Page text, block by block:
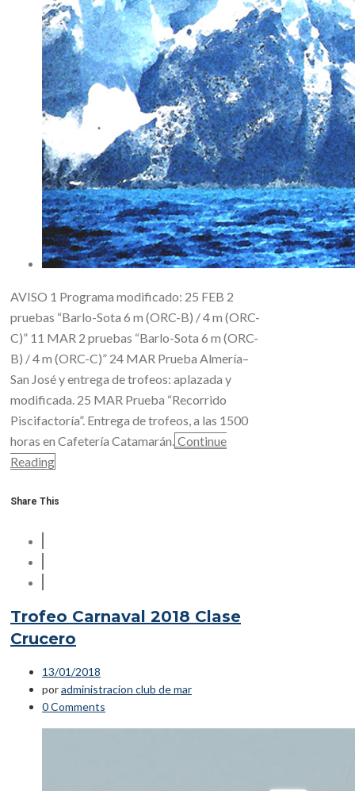
AVISO 1 Programa modificado: 25 FEB 2
pruebas “Barlo-Sota 6 m (ORC-B) / 4 m (ORC-
C)” 11 MAR 2 pruebas “Barlo-Sota 6 m (ORC-
B) / 4 m (ORC-C)” 24 MAR Prueba Almería–
San José y entrega de trofeos: aplazada y
modificada. 25 MAR Prueba “Recorrido
Piscifactoría”. Entrega de trofeos, a las 1500
horas en Cafetería Catamarán. Continue
Reading
Share This
Trofeo Carnaval 2018 Clase
Crucero
13/01/2018
poradministracion club de mar
0 Comments